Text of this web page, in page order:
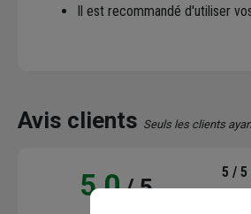
Il est recommandé d'utiliser
Avis clients Seuls les clients
5,0 / 5
5 / 5